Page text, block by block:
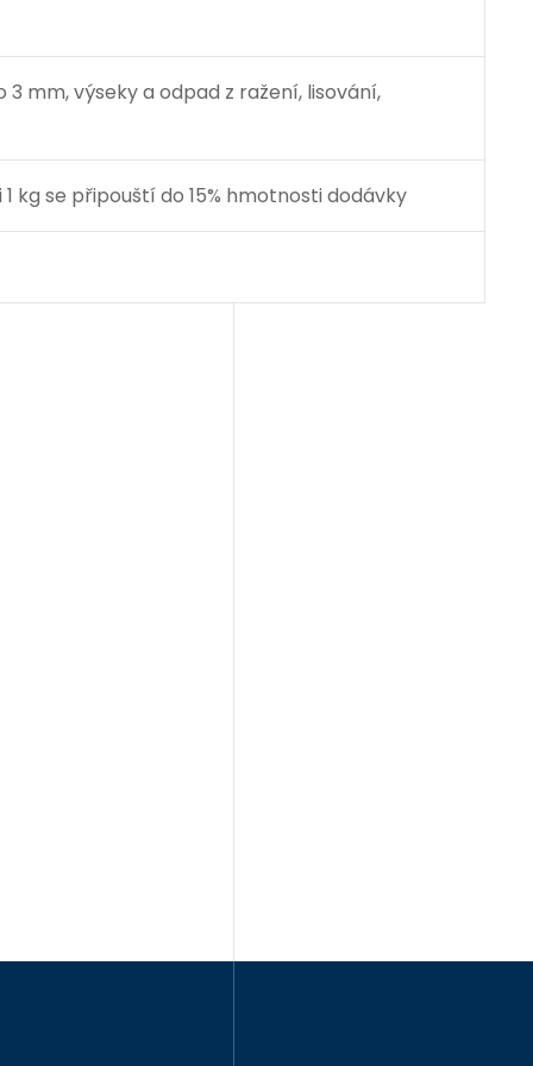
mm, výseky a odpad z ražení, lisování,
kg se připouští do 15% hmotnosti dodávky